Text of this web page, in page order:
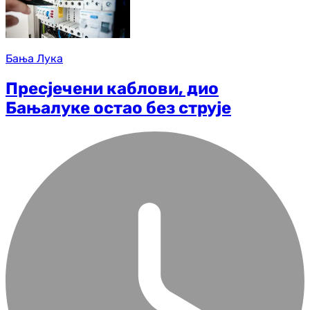
Бања Лука
Пресјечени каблови, дио
Бањалуке остао без струје